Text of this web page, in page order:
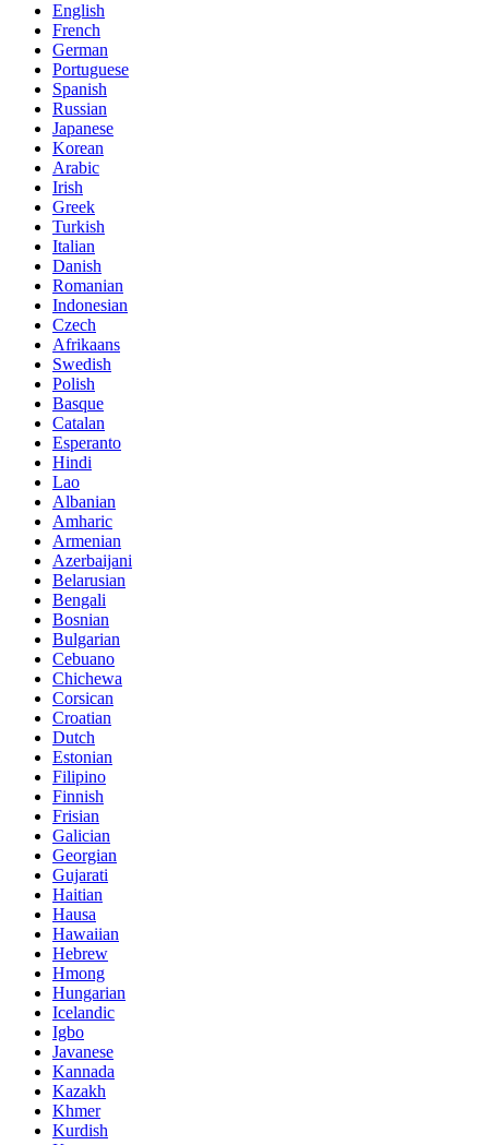
English
French
German
Portuguese
Spanish
Russian
Japanese
Korean
Arabic
Irish
Greek
Turkish
Italian
Danish
Romanian
Indonesian
Czech
Afrikaans
Swedish
Polish
Basque
Catalan
Esperanto
Hindi
Lao
Albanian
Amharic
Armenian
Azerbaijani
Belarusian
Bengali
Bosnian
Bulgarian
Cebuano
Chichewa
Corsican
Croatian
Dutch
Estonian
Filipino
Finnish
Frisian
Galician
Georgian
Gujarati
Haitian
Hausa
Hawaiian
Hebrew
Hmong
Hungarian
Icelandic
Igbo
Javanese
Kannada
Kazakh
Khmer
Kurdish